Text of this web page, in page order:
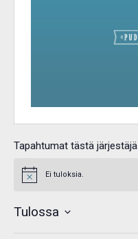
Tapahtumat tästä järjestäjä
Notice Ei tuloksia.
Tulossa
Valitse